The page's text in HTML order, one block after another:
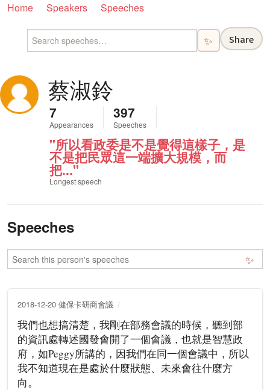
Home Speakers Speeches
✨ Share
蔡淑鈴
7
Appearances
397
Speeches
"所以看政委是不是覺得這樣子，是
不是把民眾這一端擴大規模，而
把..."
Longest speech
Speeches
✨
2018-12-20 健保卡研商會議
我們也想搞清楚，我剛在部務會議的時候，聽到部
的資訊處轉述國發會開了一個會議，也就是智慧政
府，如Peggy所講的，因我們在同一個會議中，所以
我不知道現在是處於什麼狀態、未來會往什麼方
向。